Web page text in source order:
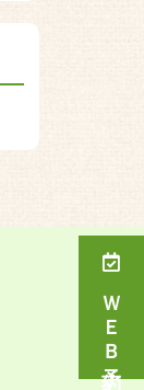
ＷＥＢ予約